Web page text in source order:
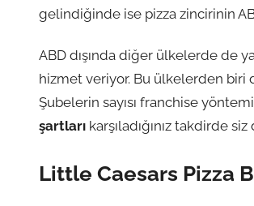
gelindiğinde ise pizza zincirinin
ABD dışında diğer ülkelerde de
hizmet veriyor. Bu ülkelerden biri
Şubelerin sayısı franchise
şartları karşıladığınız takdirde
Little Caesars Pizza